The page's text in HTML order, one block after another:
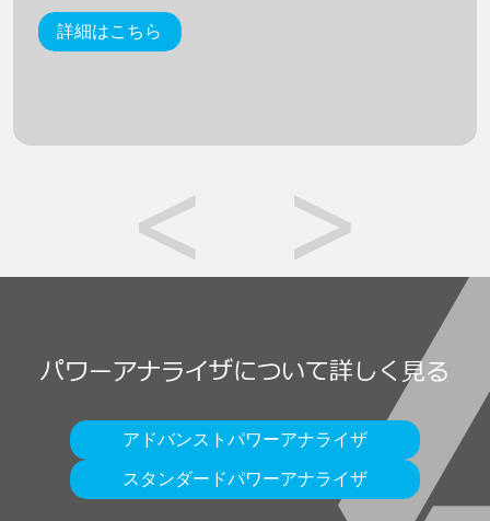
詳細はこちら
パワーアナライザについて詳しく見る
アドバンストパワーアナライザ
スタンダードパワーアナライザ